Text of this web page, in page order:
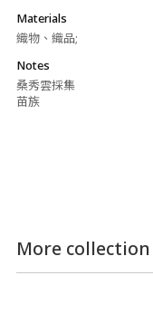
Materials
織物、織品;
Notes
桑秀雲採集
苗族
More